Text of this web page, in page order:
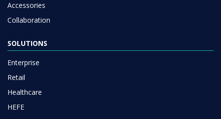
Accessories
Collaboration
SOLUTIONS
Enterprise
Retail
Healthcare
HEFE